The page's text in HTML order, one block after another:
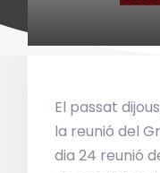
El passat
la reunió del
dia 24 reunió